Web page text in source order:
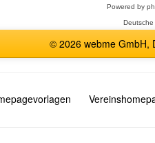
Powered by
© 2026 webme GmbH,